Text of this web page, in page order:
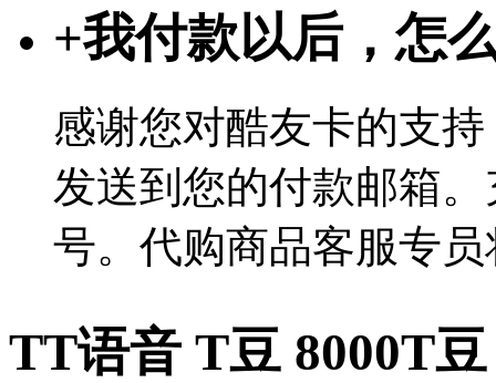
+我付款以后，怎
感谢您对酷友卡的支
发送到您的付款邮箱
号。代购商品客服专
TT语音 T豆 8000T